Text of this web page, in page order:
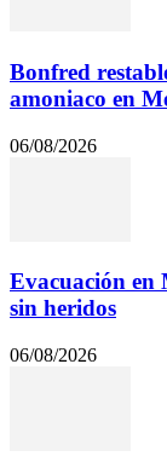
Bonfred
amoniaco en
06/08/2026
Evacuación en
sin heridos
06/08/2026